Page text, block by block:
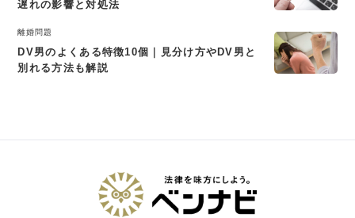
遅れの影響と対処法
離婚問題
DV男のよくある特徴10個｜見分け方やDV男と
別れる方法も解説